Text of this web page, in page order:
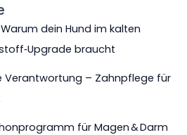
dein Hund im kalten
braucht
Verantwortung – Zahnpflege für
für Magen & Darm